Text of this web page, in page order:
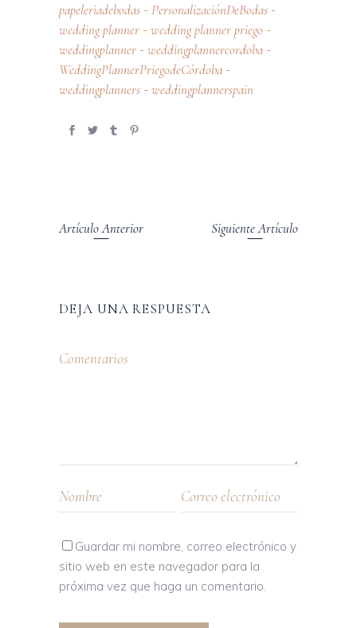
papeleriadebodas - PersonalizaciónDeBodas -
wedding planner - wedding planner priego -
weddingplanner - weddingplannercordoba -
WeddingPlannerPriegodeCórdoba -
weddingplanners - weddingplannerspain
Artículo Anterior Siguiente Artículo
DEJA UNA RESPUESTA
Guardar mi nombre, correo electrónico y
sitio web en este navegador para la
próxima vez que haga un comentario.